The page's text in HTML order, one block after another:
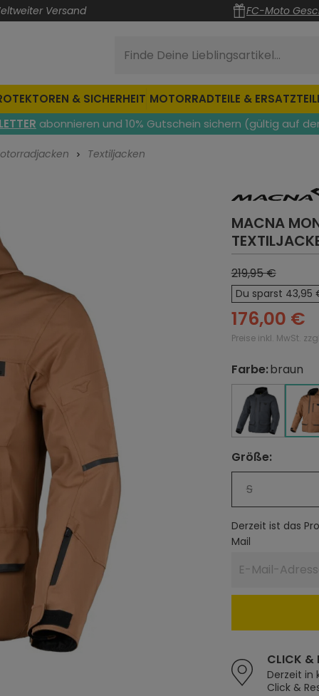
Versand FC-Moto
Finde Deine Lieblingsartikel...
& SICHERHEIT MOTORRADTEILE &
abonnieren und 10% Gutschein sichern (gültig auf
Textiljacken
MACNA
219,95 €
Du sparst 43,95
176,00 €
Preise inkl. MwSt.
Farbe
auswählen
:braun
schwarz
schwarz
Größe
auswählen
:
S
Derzeit ist das
Mail
CLICK &
Derzeit in
Click &